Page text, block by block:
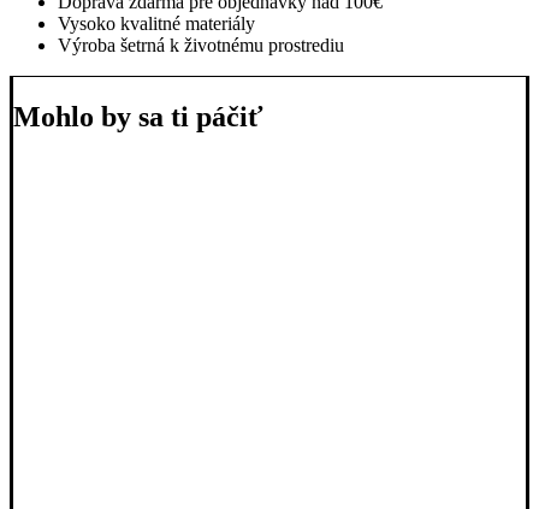
Vysoko kvalitné materiály
Výroba šetrná k životnému prostrediu
Mohlo by sa ti páčiť